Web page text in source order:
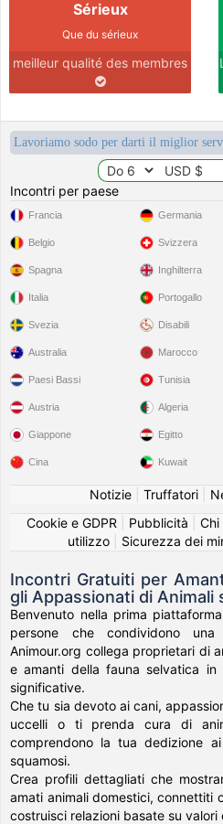
Sérieux
Que du sérieux
meilleur qualité des membres
Lavoriamo sodo per darti il miglior
Incontri per paese
Francia
Belgio
Spagna
Italia
Svezia
Germania
Svizzera
Inghilterra
Portogallo
Disabili
Australia
Paesi Bassi
Austria
Giappone
Cina
Marocco
Tunisia
Algeria
Egitto
Kuwait
Notizie| Truffatori|
Cookie e GDPR
Pubblicità Chi
utilizzo| Sicurezza dei
Incontri Gratuiti per
gli Appassionati di Animali
Benvenuto nella prima
persone che condividono
Animour.org collega proprietari di
e amanti della fauna selvatica
significative.
Che tu sia devoto ai cani,
uccelli o ti prenda cura di
comprendono la tua dedizione
squamosi.
Crea profili dettagliati che
amati animali domestici, connettiti
costruisci relazioni basate su